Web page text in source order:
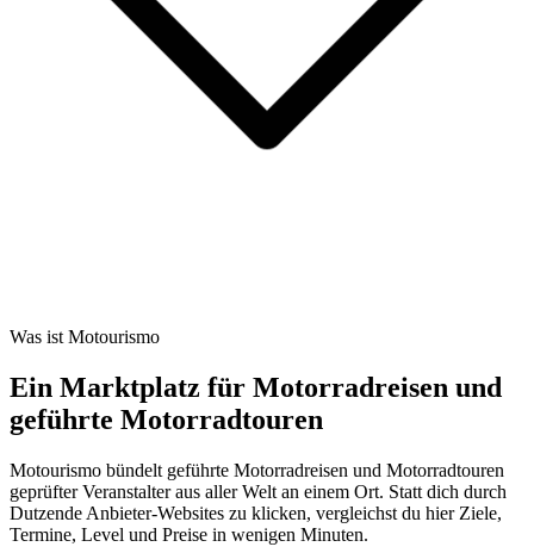
Was ist Motourismo
Ein Marktplatz für Motorradreisen und
geführte Motorradtouren
Motourismo bündelt geführte Motorradreisen und Motorradtouren
geprüfter Veranstalter aus aller Welt an einem Ort. Statt dich durch
Dutzende Anbieter-Websites zu klicken, vergleichst du hier Ziele,
Termine, Level und Preise in wenigen Minuten.